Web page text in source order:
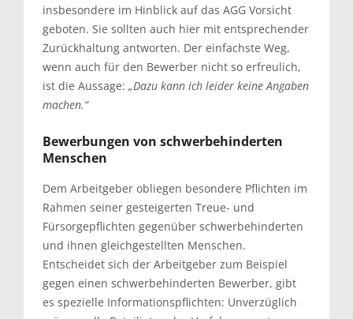
insbesondere im Hinblick auf das AGG Vorsicht
geboten. Sie sollten auch hier mit entsprechender
Zurückhaltung antworten. Der einfachste Weg,
wenn auch für den Bewerber nicht so erfreulich,
ist die Aussage: „Dazu kann ich leider keine Angaben
machen.“
Bewerbungen von schwerbehinderten
Menschen
Dem Arbeitgeber obliegen besondere Pflichten im
Rahmen seiner gesteigerten Treue- und
Fürsorgepflichten gegenüber schwerbehinderten
und ihnen gleichgestellten Menschen.
Entscheidet sich der Arbeitgeber zum Beispiel
gegen einen schwerbehinderten Bewerber, gibt
es spezielle Informationspflichten: Unverzüglich